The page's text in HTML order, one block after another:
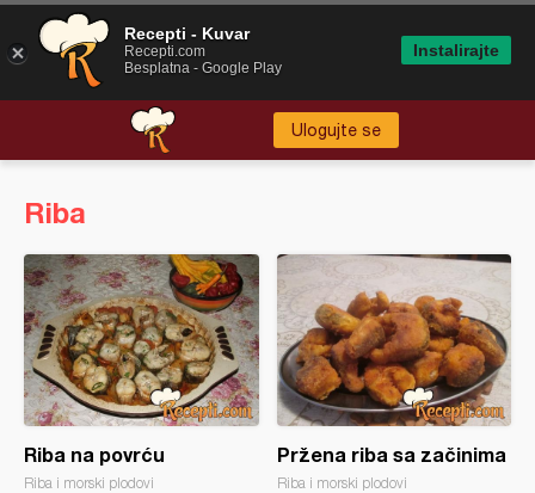
Ulogujte se
Riba
Riba na povrću
Riba i morski plodovi
Pržena riba sa začinima
Riba i morski plodovi
Recepti - Kuvar
Recepti.com
Besplatna - Google Play
Instalirajte